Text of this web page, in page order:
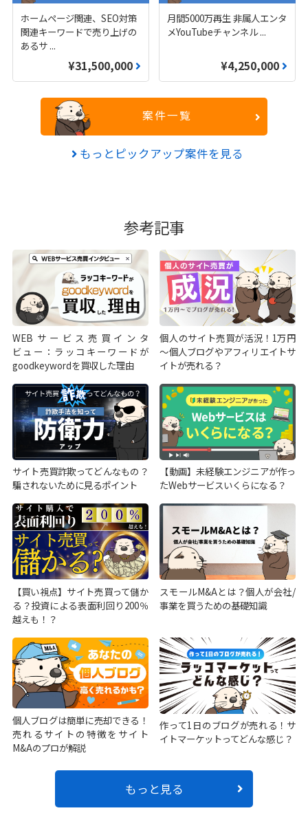
ホームページ関連、SEO対策
関連キーワードで売り上げの
あるサ ...
¥31,500,000
月間5000万再生 非属人エンタ
メYouTubeチャンネル...
¥4,250,000
案件一覧
もっとピックアップ案件を見る
参考記事
WEBサービス売買インタ
ビュー：ラッコキーワードが
goodkeywordを買収した理由
個人のサイト売買が活況！1万円
～個人ブログやアフィリエイトサ
イトが売れる？
サイト売買詐欺ってどんなもの？
騙されないために見るポイント
【動画】未経験エンジニアが作っ
たWebサービスいくらになる？
【買い視点】サイト売買って儲か
る？投資による表面利回り200％
越えも！？
スモールM&Aとは？個人が会社/
事業を買うための基礎知識
個人ブログは簡単に売却できる！
売れるサイトの特徴をサイト
M&Aのプロが解説
作って1日のブログが売れる！サ
イトマーケットってどんな感じ？
もっと見る